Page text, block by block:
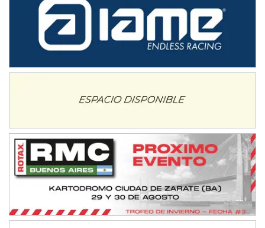
NORESTE SANTAFESINO - F6
Ciudad de Avellaneda (Asfalto)
Avellaneda (Santa Fe)
José Samuel Sánchez (Tierra)
El Timbó (Tucumán)